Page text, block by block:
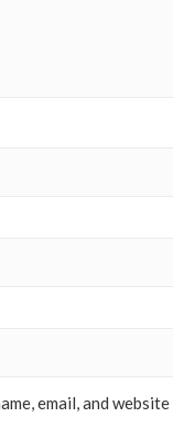
email, and